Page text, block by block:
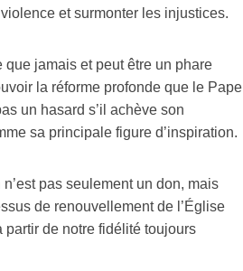
et surmonter les injustices.
que jamais et peut être un phare
la réforme profonde que le Pape
un hasard s’il achève son
sa principale figure d’inspiration.
pas seulement un don, mais
de renouvellement de l’Église
partir de notre fidélité toujours